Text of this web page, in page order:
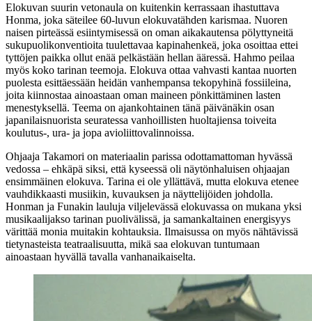
Elokuvan suurin vetonaula on kuitenkin kerrassaan ihastuttava
Honma, joka säteilee 60‑luvun elokuvatähden karismaa. Nuoren
naisen pirteässä esiintymisessä on oman aikakautensa pölyttyneitä
sukupuolikonventioita tuulettavaa kapinahenkeä, joka osoittaa ettei
tyttöjen paikka ollut enää pelkästään hellan ääressä. Hahmo peilaa
myös koko tarinan teemoja. Elokuva ottaa vahvasti kantaa nuorten
puolesta esittäessään heidän vanhempansa tekopyhinä fossiileina,
joita kiinnostaa ainoastaan oman maineen pönkittäminen lasten
menestyksellä. Teema on ajankohtainen tänä päivänäkin osan
japanilaisnuorista seuratessa vanhoillisten huoltajiensa toiveita
koulutus-, ura‑ ja jopa avioliittovalinnoissa.
Ohjaaja Takamori on materiaalin parissa odottamattoman hyvässä
vedossa – ehkäpä siksi, että kyseessä oli näytönhaluisen ohjaajan
ensimmäinen elokuva. Tarina ei ole yllättävä, mutta elokuva etenee
vauhdikkaasti musiikin, kuvauksen ja näyttelijöiden johdolla.
Honman ja Funakin lauluja viljelevässä elokuvassa on mukana yksi
musikaalijakso tarinan puolivälissä, ja samankaltainen energisyys
värittää monia muitakin kohtauksia. Ilmaisussa on myös nähtävissä
tietynasteista teatraalisuutta, mikä saa elokuvan tuntumaan
ainoastaan hyvällä tavalla vanhanaikaiselta.